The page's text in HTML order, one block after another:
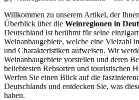
Willkommen zu unserem Artikel, der
Überblick über die Weinregionen in
Deutschland ist berühmt für seine
Weinanbaugebiete, welche eine Vielzahl
und Charakteristiken aufweisen. Wir
Weinanbaugebiete vorstellen und deren
beliebtesten Rebsorten und touristischen
Werfen Sie einen Blick auf die
Deutschlands und entdecken Sie, was
haben.